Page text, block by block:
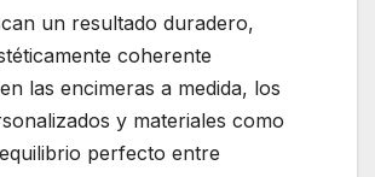
un resultado duradero,
coherente
las encimeras a medida, los
y materiales como
perfecto entre